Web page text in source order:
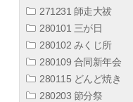
271231 師走大祓
280101 三が日
280102 みくじ所
280109 合同新年会
280115 どんど焼き
280203 節分祭